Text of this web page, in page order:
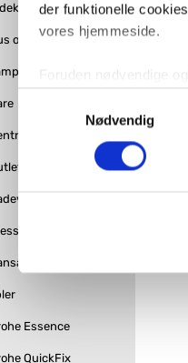
der funktionelle
vores hjemmeside.
med henblik på
VVS-Shoppen.dk
Hvis du accepterer
imidlertid også
ændre i dit samtykke,
Nødvendig
og Have
makeover
toiletsæder
bruseglas &
Essence
QuickFix